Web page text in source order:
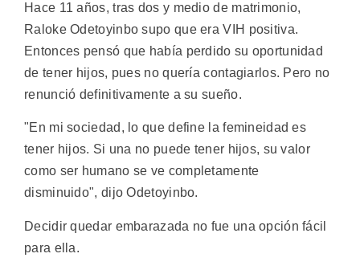
Hace 11 años, tras dos y medio de matrimonio,
Raloke Odetoyinbo supo que era VIH positiva.
Entonces pensó que había perdido su oportunidad
de tener hijos, pues no quería contagiarlos. Pero no
renunció definitivamente a su sueño.
"En mi sociedad, lo que define la femineidad es
tener hijos. Si una no puede tener hijos, su valor
como ser humano se ve completamente
disminuido", dijo Odetoyinbo.
Decidir quedar embarazada no fue una opción fácil
para ella.